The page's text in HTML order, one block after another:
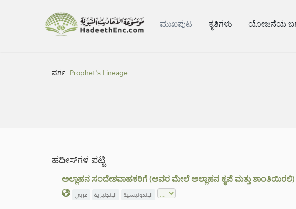
ಮುಖಪುಟ ಕೃತಿಗಳು ಯೋಜನೆಯ
ವರ್ಗ: Prophet's Lineage
ಹದೀಸ್‌ಗಳ ಪಟ್ಟಿ
ಅಲ್ಲಾಹನ ಸಂದೇಶವಾಹಕರಿಗೆ (ಅವರ ಮೇಲೆ ಅಲ್ಲಾಹನ ಕೃಪೆ ಮತ್ತು
عربي الإنجليزية الإندونيسية